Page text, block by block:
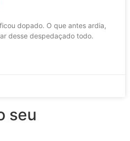
dopado. O que antes ardia,
desse despedaçado todo.
seu